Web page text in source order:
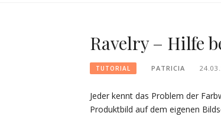
Ravelry – Hilfe
TUTORIAL PATRICIA
Jeder kennt das Problem der
Produktbild auf dem eigenen